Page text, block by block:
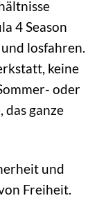
4 Season
losfahren.
keine
oder
ganze
und
Freiheit.